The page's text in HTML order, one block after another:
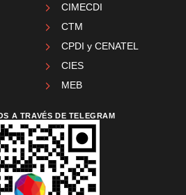
CIMECDI
CTM
CPDI y CENATEL
CIES
MEB
A TRAVÉS DE TELEGRAM